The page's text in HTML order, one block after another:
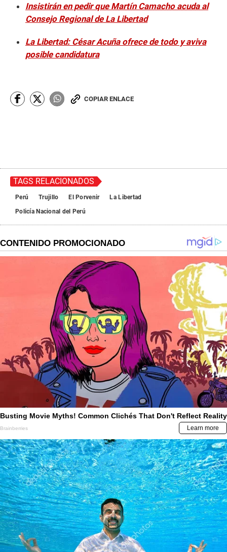
Insistirán en pedir que Martín Camacho acuda al
Consejo Regional de La Libertad
La Libertad: César Acuña ofrece de todo y aviva
posible candidatura
COPIAR ENLACE
TAGS RELACIONADOS
Perú Trujillo El Porvenir
La Libertad
Policía Nacional del Perú